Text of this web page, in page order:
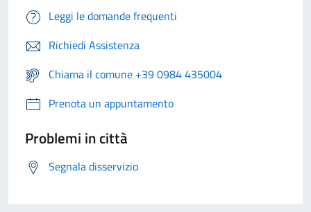
Leggi le domande frequenti
Richiedi Assistenza
Chiama il comune +39 0984 435004
Prenota un appuntamento
Problemi in città
Segnala disservizio